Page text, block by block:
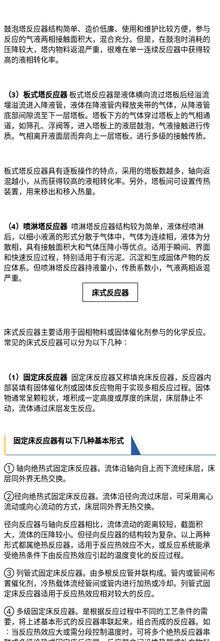
鼓泡塔反应器结构简单、造价低廉、使用和维护比较方便，参与
反应的气液两相接触面积大，混合充分。但是，在鼓泡时消耗的
压降较大，塔内物料返混严重，很难在单一连续反应器中获得较
高的液相转化率。
（3）板式塔反应器板式塔反应器是液体横向流过塔板后经溢流
堰溢流进入降液管，液体在降液管内释放夹带的气体，从降液管
底部间隙流至下一层塔板。塔板下方的气体穿过塔板上的气相通
道，如筛孔、浮阀等，进入塔板上的液层鼓泡，气液接触进行传
质。气相离开液面层而奔向上一层塔板，进行多级的接触传质。
板式塔反应器具有逐板操作的特点，采用的塔板数越多，轴向返
混越小，从而获得较高的液相转化率。另外，塔板间可设置传热
装置，用来移出和移入热量。
（4） 喷淋塔反应器喷淋塔反应器结构较为简单，液体经喷淋
后，以细小液滴的形式分散于气体中，气体为连续相，液体为分
散相，具有接触面积大和气体压降小等优点。适用于瞬间、界面
和快速反应过程，特别适用于有污泥、沉淀和生成固体产物的反
应体系。但喷淋塔反应器持液量小，传质系数小，气液两相返混
严重。
床式反应器
床式反应器主要适用于固相物料或固体催化剂参与的化学反应。
常见的床式反应器可以分为以下几种∶
（1）固定床反应器固定床反应器又称填充床反应器，反应器内
部装填有固体催化剂或固体反应物用于实现多相反应过程。固体
物通常呈颗粒状，堆积成一定高度或厚度的床层，床层静止不
动，流体通过床层发生反应。
固定床反应器有以下几种基本形式
① 轴向绝热式固定床反应器。流体沿轴向自上而下流经床层，床
层同外界无热交换。
②径向绝热式固定床反应器。流体沿径向流过床层，可采用离心
流动或向心流动的方式，床层同外界无热交换。
径向反应器与轴向反应器相比，流体流动的距离较短，截面积
大，流体的压降较小。但径向反应器的结构较为复杂。以上两种
形式都属绝热反应器，适用于反应热效应不大，或反应系统能承
受绝热条件下由反应热效应引起的温度变化的反应过程。
③ 列管式固定床反应器。由多根反应管并联构成。管内或管间布
置催化剂，冷热载体流经管间或管内进行加热或冷却。列管式固
定床反应器适用于反应热效应相对较大的反应。
④ 多级固定床反应器。是根据反应过程中不同的工艺条件的需
要，将上述基本形式的反应器串联起来，组合而成的反应器。如
∶当反应热效应大或需分段控制温度时，可将多个绝热反应器串